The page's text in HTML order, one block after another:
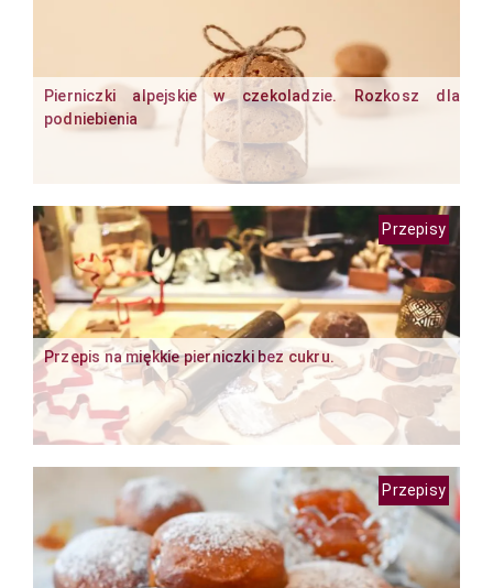
Pierniczki alpejskie w czekoladzie. Rozkosz dla
podniebienia
Przepis na miękkie pierniczki bez cukru.
Przepisy
Przepisy